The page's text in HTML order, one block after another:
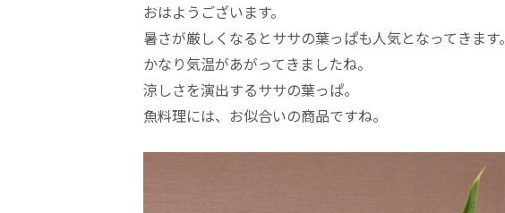
おはようございます。
暑さが厳しくなるとササの葉っぱも人気となってきます。
かなり気温があがってきましたね。
涼しさを演出するササの葉っぱ。
魚料理には、お似合いの商品ですね。